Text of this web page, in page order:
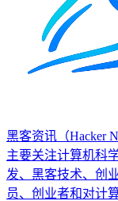
黑客资讯（Hacker
主要关注计算机科
发、黑客技术、创
员、创业者和对计